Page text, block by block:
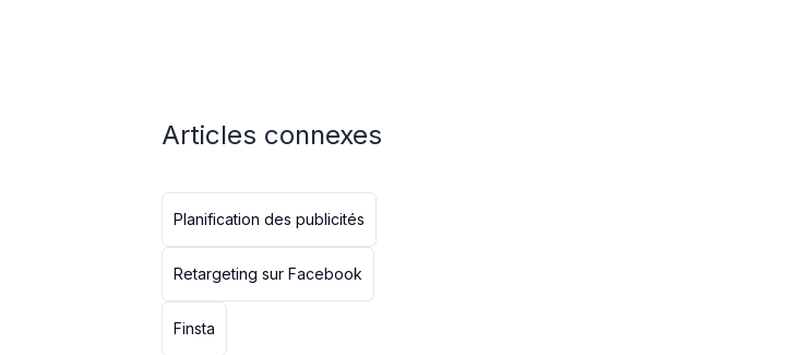
Articles connexes
Planification des publicités
Retargeting sur Facebook
Finsta